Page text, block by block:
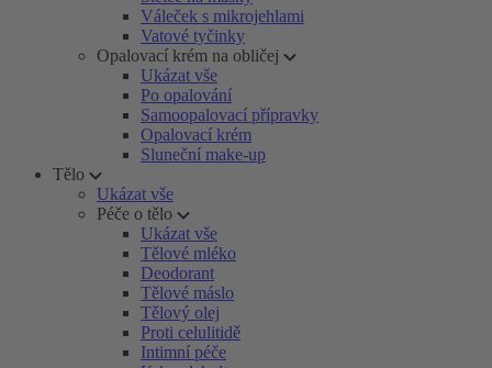
Váleček s mikrojehlami
Vatové tyčinky
Opalovací krém na obličej
Ukázat vše
Po opalování
Samoopalovací přípravky
Opalovací krém
Sluneční make-up
Tělo
Ukázat vše
Péče o tělo
Ukázat vše
Tělové mléko
Deodorant
Tělové máslo
Tělový olej
Proti celulitidě
Intimní péče